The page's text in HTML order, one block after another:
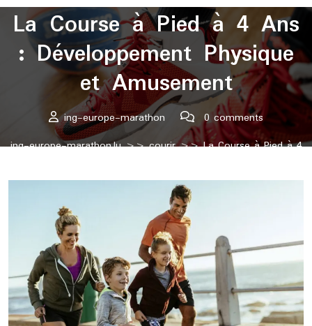
La Course à Pied à 4 Ans
: Développement Physique
et Amusement
ing-europe-marathon
0 comments
ing-europe-marathon.lu>>courir>> La Course à Pied à 4